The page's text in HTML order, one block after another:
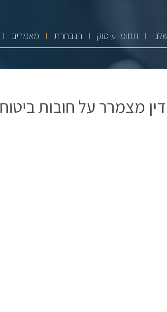
תחומי עיסוק הנבחרת מאמרים
מצמרר על חובות ביטוח